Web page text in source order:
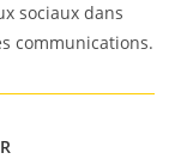
sociaux dans
communications.